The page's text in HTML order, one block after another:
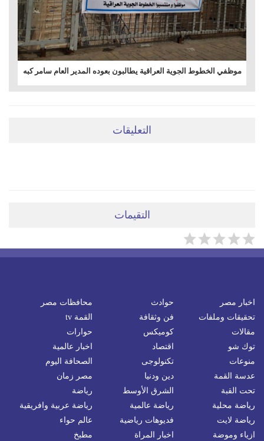
موظفي الخطوط الجوية العراقية يطالبون بعوده المدير العام سامر كبه
التعليقات
التقيمات
اخبار مصر حوادث
محافظات مصر
تحقيقات وملفات
فن وثقافة
القمة tv
مقالات
كوميكس
حوارات
توك شو
اقتصاد
اخبار عالمية
منوعات
تكنولوجى
الصحافة اليوم
عدسة القمة
دين ودنيا
مصر زمان
تحت القبة
الشرق الأوسط
رياضة
رياضة محلية
رياضة عالمية
رياضة عربية وافريقية
رياضة لايت
فديوهات رياضية
عالم حواء
ازياء وموضة
اخبار المراة مطبخ